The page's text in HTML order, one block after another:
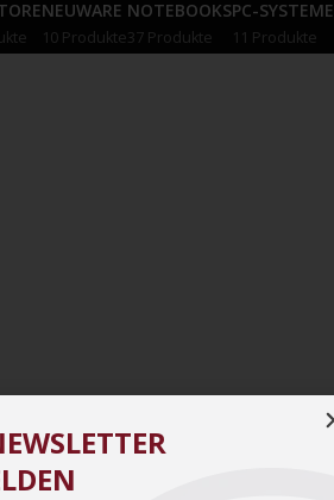
NEUWARE
10 Produkte
NOTEBOOKS
37 Produkte
PC-SYSTEME
11 Produkte